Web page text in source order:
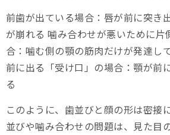
前歯が出ている場合：唇が前に突き
が崩れる 噛み合わせが悪いために片
合：噛む側の顎の筋肉だけが発達し
前に出る「受け口」の場合：顎が前
る
このように、歯並びと顔の形は密接
並びや噛み合わせの問題は、見た目